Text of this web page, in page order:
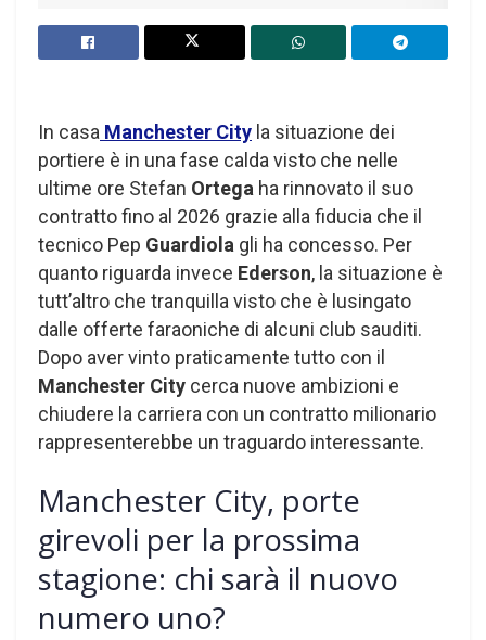
In casa Manchester City la situazione dei
portiere è in una fase calda visto che nelle
ultime ore Stefan Ortega ha rinnovato il suo
contratto fino al 2026 grazie alla fiducia che il
tecnico Pep Guardiola gli ha concesso. Per
quanto riguarda invece Ederson, la situazione è
tutt’altro che tranquilla visto che è lusingato
dalle offerte faraoniche di alcuni club sauditi.
Dopo aver vinto praticamente tutto con il
Manchester City cerca nuove ambizioni e
chiudere la carriera con un contratto milionario
rappresenterebbe un traguardo interessante.
Manchester City, porte
girevoli per la prossima
stagione: chi sarà il nuovo
numero uno?